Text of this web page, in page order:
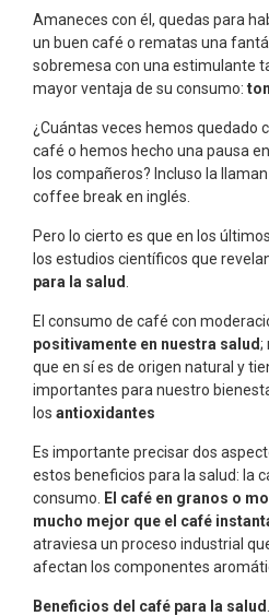
Amaneces con él, quedas para
un buen café o rematas una
sobremesa con una estimulante
mayor ventaja de su consumo:
¿Cuántas veces hemos quedado
café o hemos hecho una pausa
los compañeros? Incluso la
coffee break en inglés.
Pero lo cierto es que en los
los estudios científicos que
para la salud
El consumo de café con
positivamente en nuestra salud;
que en sí es de origen natural y
importantes para nuestro
los antioxidantes
Es importante precisar dos
estos beneficios para la salud: la
consumo. El café en granos o
mucho mejor que el café
atraviesa un proceso industrial
afectan los componentes
Beneficios del café para la salud